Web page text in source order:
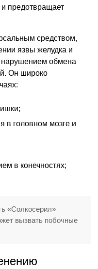
предотвращает
средством,
язвы желудка и
нарушением обмена
Он широко
в головном мозге и
в конечностях;
«Солкосерил»
вызвать побочные